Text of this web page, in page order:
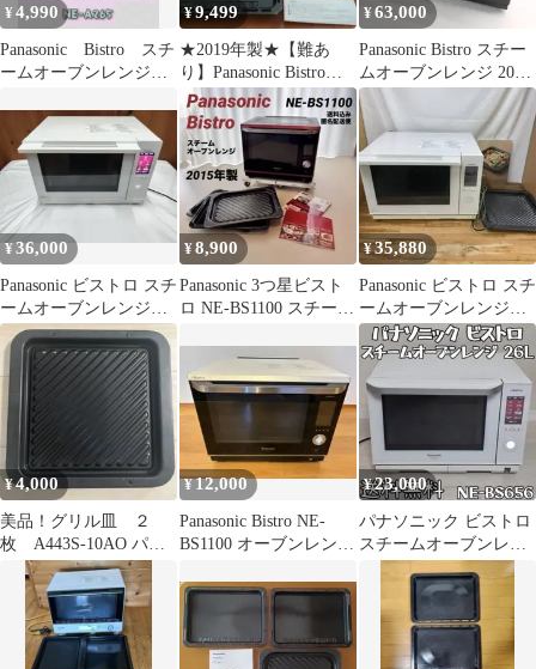
¥4,990
Panasonic Bistro スチ
ームオーブンレンジ
¥9,499
★2019年製★【難あ
り】Panasonic Bistro
NE-BS906
¥63,000
Panasonic Bistro スチー
ムオーブンレンジ 2023
年式
¥36,000
Panasonic ビストロ スチ
ームオーブンレンジ
NE-BS6A-W
¥8,900
Panasonic 3つ星ビスト
ロ NE-BS1100 スチーム
¥35,880
Panasonic ビストロ スチ
ームオーブンレンジ
NE-BS6A-W
¥4,000
美品！グリル皿 ２
枚 A443S-10AO パナ
ソニックのオーブンレ
ンジ用
¥12,000
Panasonic Bistro NE-
BS1100 オーブンレンジ
¥23,000
パナソニック ビストロ
スチームオーブンレン
ジ 26L NE-BS656